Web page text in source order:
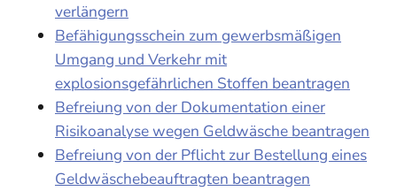
verlängern
Befähigungsschein zum gewerbsmäßigen
Umgang und Verkehr mit
explosionsgefährlichen Stoffen beantragen
Befreiung von der Dokumentation einer
Risikoanalyse wegen Geldwäsche beantragen
Befreiung von der Pflicht zur Bestellung eines
Geldwäschebeauftragten beantragen